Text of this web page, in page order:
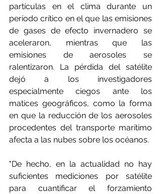
partículas en el clima durante un
período crítico en el que las emisiones
de gases de efecto invernadero se
aceleraron, mientras que las
emisiones de aerosoles se
ralentizaron. La pérdida del satélite
dejó a los investigadores
especialmente ciegos ante los
matices geográficos, como la forma
en que la reducción de los aerosoles
procedentes del transporte marítimo
afecta a las nubes sobre los océanos.
"De hecho, en la actualidad no hay
suficientes mediciones por satélite
para cuantificar el forzamiento